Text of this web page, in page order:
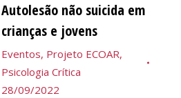
Autolesão não suicida em
crianças e jovens
Eventos, Projeto ECOAR,
Psicologia Crítica
28/09/2022